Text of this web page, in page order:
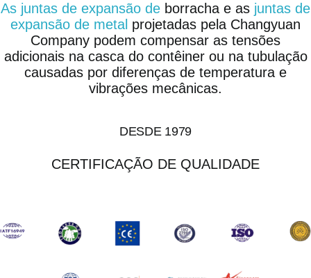
As juntas de expansão de borracha e as juntas de
expansão de metal projetadas pela Changyuan
Company podem compensar as tensões
adicionais na casca do contêiner ou na tubulação
causadas por diferenças de temperatura e
vibrações mecânicas.
DESDE 1979
CERTIFICAÇÃO DE QUALIDADE